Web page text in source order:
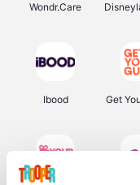
Wondr.Care
Ibood Get